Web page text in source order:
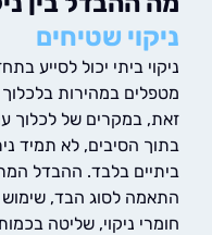
שטיחים
ביתי יכול לסייע בתחזוקה
במהירות בלכלוך טרי או
במקרים של לכלוך עמוק,
הסיבים, לא תמיד ניתן
בלבד. ההבדל המרכזי הוא
לסוג הבד, שימוש בציוד
ניקוי, שליטה בכמות הלחות